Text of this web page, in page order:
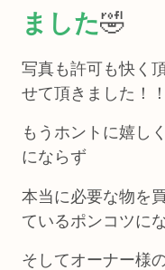
ました🤣
写真も許可も快く
せて頂きました！！
もうホントに嬉し
にならず
本当に必要な物を
ているポンコツに
そしてオーナー様